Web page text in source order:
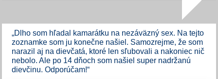
„Dlho som hľadal kamarátku na nezáväzný sex. Na tejto
zoznamke som ju konečne našiel. Samozrejme, že som
narazil aj na dievčatá, ktoré len sľubovali a nakoniec nič
nebolo. Ale po 14 dňoch som našiel super nadržanú
dievčinu. Odporúčam!“